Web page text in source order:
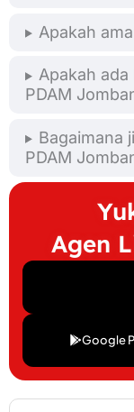
Apakah
Apakah
PDAM
Bagaimana
PDAM
Agen
Google